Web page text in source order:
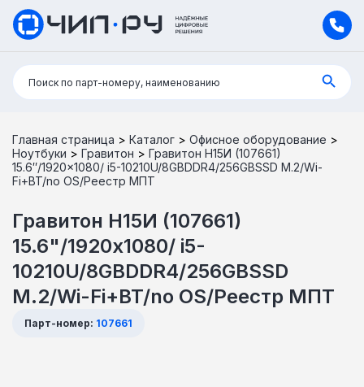
Поиск:
Поиск по парт-номеру, наименованию
Главная страница > Каталог > Офисное оборудование >
Ноутбуки > Гравитон > Гравитон Н15И (107661)
15.6″/1920×1080/ i5-10210U/8GBDDR4/256GBSSD М.2/Wi-
Fi+BT/no OS/Реестр МПТ
Гравитон Н15И (107661)
15.6"/1920x1080/ i5-
10210U/8GBDDR4/256GBSSD
М.2/Wi-Fi+BT/no OS/Реестр МПТ
Парт-номер: 107661